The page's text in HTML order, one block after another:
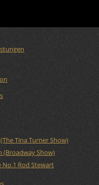
Tina Turner Show)
(Broadway Show)
No.1 Rod Stewart